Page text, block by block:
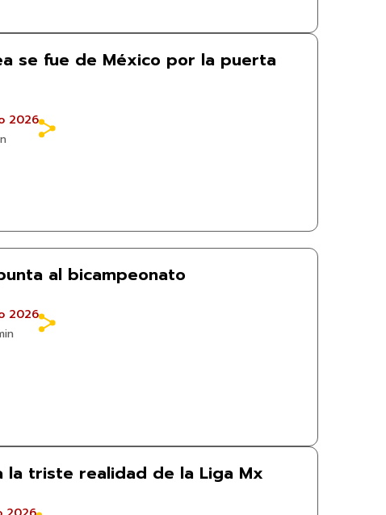
se fue de México por la puerta
2026
al bicampeonato
2026
la triste realidad de la Liga Mx